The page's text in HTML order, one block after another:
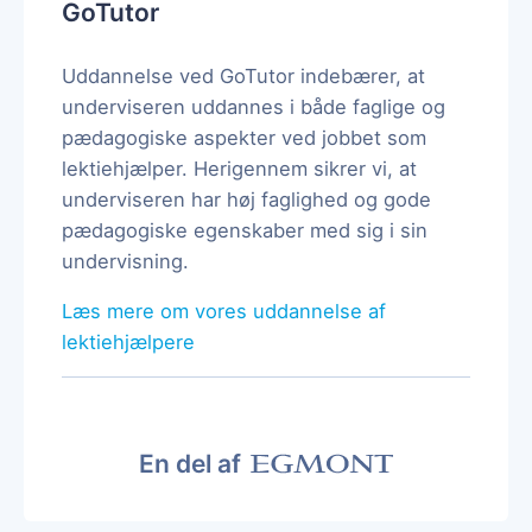
GoTutor
Uddannelse ved GoTutor indebærer, at
underviseren uddannes i både faglige og
pædagogiske aspekter ved jobbet som
lektiehjælper. Herigennem sikrer vi, at
underviseren har høj faglighed og gode
pædagogiske egenskaber med sig i sin
undervisning.
Læs mere om vores uddannelse af
lektiehjælpere
En del af